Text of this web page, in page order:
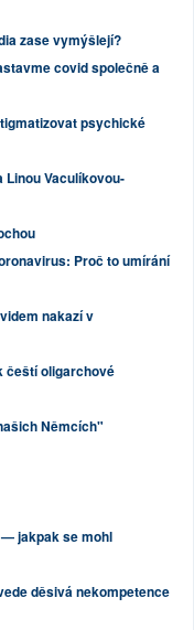
zase vymýšlejí?
covid společně a
psychické
Linou Vaculíkovou-
Proč to umírání
nakazí v
čeští oligarchové
Němcích"
jakpak se mohl
děsivá nekompetence